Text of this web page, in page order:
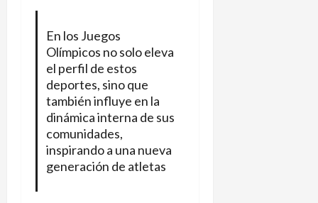
En los Juegos
Olímpicos no solo eleva
el perfil de estos
deportes, sino que
también influye en la
dinámica interna de sus
comunidades,
inspirando a una nueva
generación de atletas